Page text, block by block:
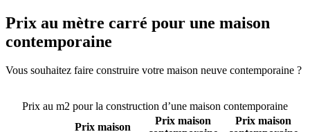
Prix au mètre carré pour une maison
contemporaine
Vous souhaitez faire construire votre maison neuve contemporaine ?
Prix au m2 pour la construction d’une maison contemporaine
Prix maison
Prix maison
Prix maison